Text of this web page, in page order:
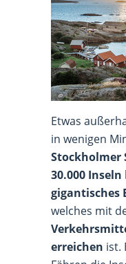
Etwas
in wenigen
Stockholmer
30.000 Inseln
gigantisches
welches mit
erreichen ist.